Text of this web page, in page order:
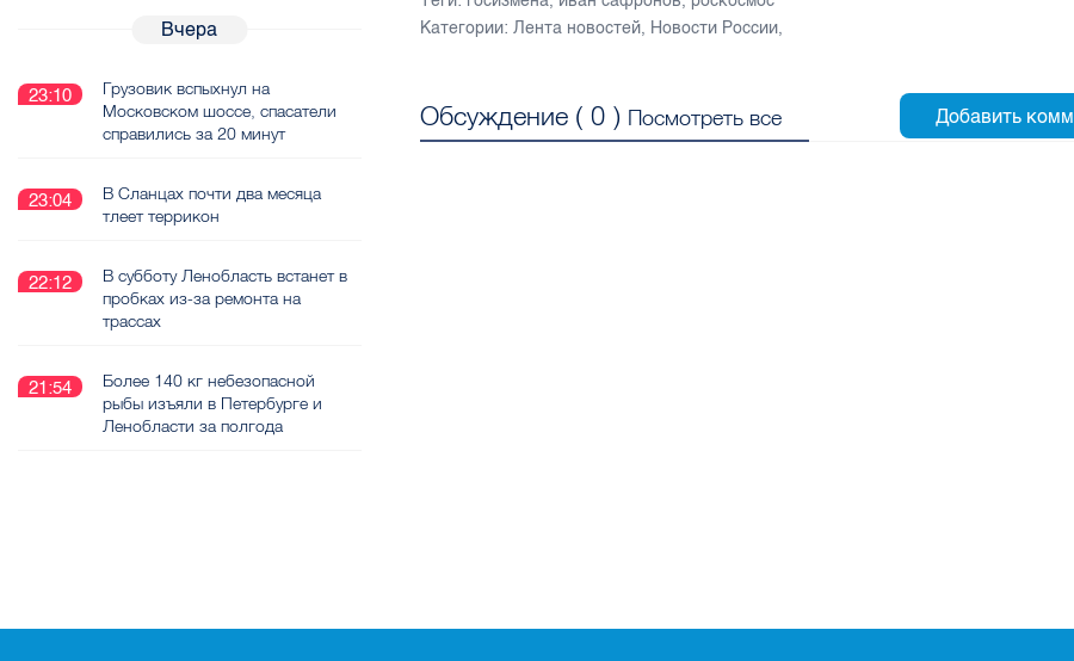
Категории: Лента новостей, Новости России,
Обсуждение (0 ) Посмотреть все
Вчера
23:10
Грузовик вспыхнул на
Московском шоссе, спасатели
справились за 20 минут
23:04
В Сланцах почти два месяца
тлеет террикон
22:12
В субботу Ленобласть встанет в
пробках из-за ремонта на
трассах
21:54
Более 140 кг небезопасной
рыбы изъяли в Петербурге и
Ленобласти за полгода